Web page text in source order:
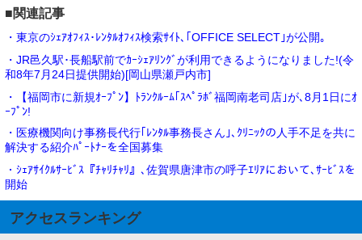
■関連記事
・東京のｼｪｱｵﾌｨｽ･ﾚﾝﾀﾙｵﾌｨｽ検索ｻｲﾄ､｢OFFICE SELECT｣が公開｡
・JR邑久駅･長船駅前でｶｰｼｪｱﾘﾝｸﾞが利用できるようになりました!(令
和8年7月24日提供開始)[岡山県瀬戸内市]
・【福岡市に新規ｵｰﾌﾟﾝ】ﾄﾗﾝｸﾙｰﾑ｢ｽﾍﾟﾗﾎﾞ福岡南老司店｣が､8月1日にｵ
ｰﾌﾟﾝ!
・医療機関向け事務長代行｢ﾚﾝﾀﾙ事務長さん｣､ｸﾘﾆｯｸの人手不足を共に
解決する紹介ﾊﾟｰﾄﾅｰを全国募集
・ｼｪｱｻｲｸﾙｻｰﾋﾞｽ『ﾁｬﾘﾁｬﾘ』､佐賀県唐津市の呼子ｴﾘｱにおいて､ｻｰﾋﾞｽを
開始
アクセスランキング